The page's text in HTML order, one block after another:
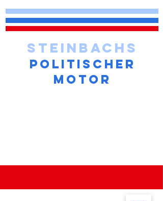
STEINBACHS
POLITISCHER
MOTOR